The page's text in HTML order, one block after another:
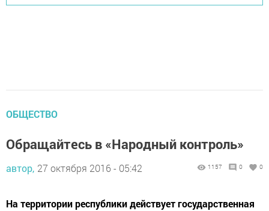
ОБЩЕСТВО
Обращайтесь в «Народный контроль»
автор, 27 октября 2016 - 05:42 1157 0 0
На территории республики действует государственная